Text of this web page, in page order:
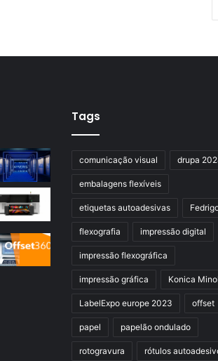
Tags
comunicação visual drupa
embalagens flexíveis
etiquetas autoadesivas
flexografia impressão digital
impressão flexográfica
impressão gráfica Konica
LabelExpo europe 2023 offset
papel papelão ondulado
rotogravura rótulos